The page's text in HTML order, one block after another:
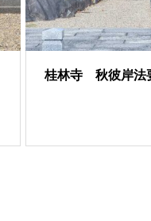
桂林寺 秋彼岸法